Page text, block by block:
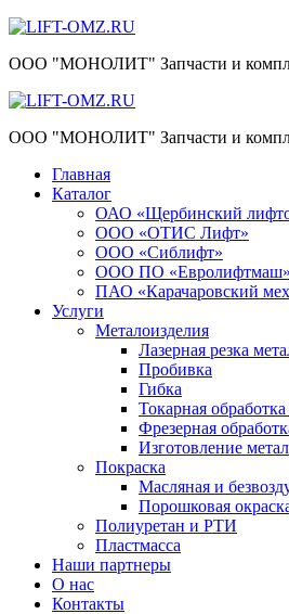
Skip
content
ООО "МОНОЛИТ" Запчасти и
ООО "МОНОЛИТ" Запчасти и
Главная
Каталог
ОАО «Щербинский
ООО «ОТИС Лифт»
ООО «Сиблифт»
ООО ПО «Евролифтмаш»
ПАО «Карачаровский
Услуги
Металоизделия
Лазерная резка
Пробивка
Гибка
Токарная обработка
Фрезерная
Изготовление
Покраска
Масляная и
Порошковая
Полиуретан и РТИ
Пластмасса
Наши партнеры
О нас
Контакты